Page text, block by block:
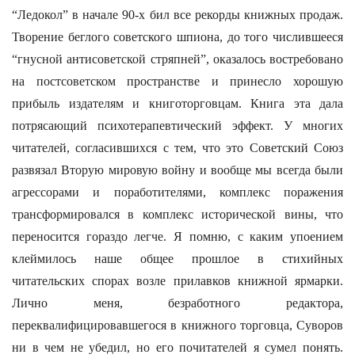
“Ледокол” в начале 90-х бил все рекорды книжных продаж.
Творение беглого советского шпиона, до того числившееся
“гнусной антисоветской стряпней”, оказалось востребовано
на постсоветском пространстве и принесло хорошую
прибыль издателям и книготорговцам. Книга эта дала
потрясающий психотерапевтический эффект. У многих
читателей, согласившихся с тем, что это Советский Союз
развязал Вторую мировую войну и вообще мы всегда были
агрессорами и поработителями, комплекс поражения
трансформировался в комплекс исторической вины, что
переносится гораздо легче. Я помню, с каким упоением
клеймилось наше общее прошлое в стихийных
читательских спорах возле прилавков книжной ярмарки.
Лично меня, безработного редактора,
переквалифицировавшегося в книжного торговца, Суворов
ни в чем не убедил, но его почитателей я сумел понять.